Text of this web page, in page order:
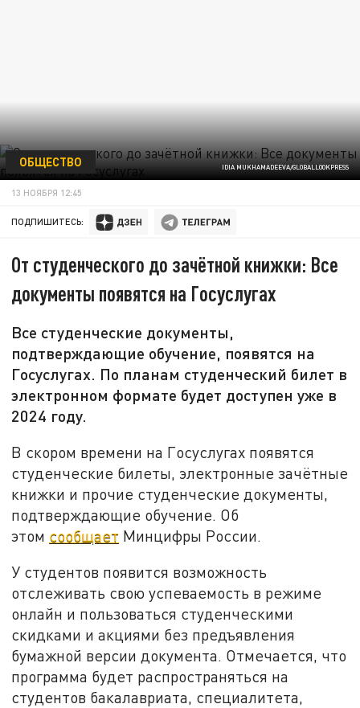
IDIA MUKHAMADEEVA/GLOBALLOOKPRESS
ОБЩЕСТВО
13 НОЯБРЯ 12:45
ПОДПИШИТЕСЬ:
От студенческого до зачётной книжки: Все
документы появятся на Госуслугах
Все студенческие документы,
подтверждающие обучение, появятся на
Госуслугах. По планам студенческий билет в
электронном формате будет доступен уже в
2024 году.
В скором времени на Госуслугах появятся
студенческие билеты, электронные зачётные
книжки и прочие студенческие документы,
подтверждающие обучение. Об
этом сообщает Минцифры России.
У студентов появится возможность
отслеживать свою успеваемость в режиме
онлайн и пользоваться студенческими
скидками и акциями без предъявления
бумажной версии документа. Отмечается, что
программа будет распространяться на
студентов бакалавриата, специалитета,